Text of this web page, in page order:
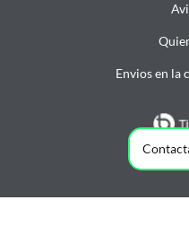
Envios en la